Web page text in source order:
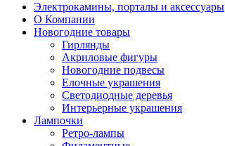
Электрокамины, порталы и аксессуары
О Компании
Новогодние товары
Гирлянды
Акриловые фигуры
Новогодние подвесы
Елочные украшения
Светодиодные деревья
Интерьерные украшения
Лампочки
Ретро-лампы